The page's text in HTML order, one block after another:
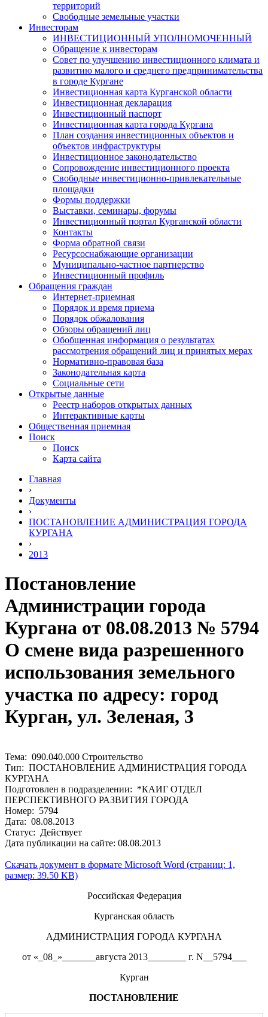
территорий
Свободные земельные участки
Инвесторам
ИНВЕСТИЦИОННЫЙ УПОЛНОМОЧЕННЫЙ
Обращение к инвесторам
Совет по улучшению инвестиционного климата и
развитию малого и среднего предпринимательства
в городе Кургане
Инвестиционная карта Курганской области
Инвестиционная декларация
Инвестиционный паспорт
Инвестиционная карта города Кургана
План создания инвестиционных объектов и
объектов инфраструктуры
Инвестиционное законодательство
Сопровождение инвестиционного проекта
Свободные инвестиционно-привлекательные
площадки
Формы поддержки
Выставки, семинары, форумы
Инвестиционный портал Курганской области
Контакты
Форма обратной связи
Ресурсоснабжающие организации
Муниципально-частное партнерство
Инвестиционный профиль
Обращения граждан
Интернет-приемная
Порядок и время приема
Порядок обжалования
Обзоры обращений лиц
Обобщенная информация о результатах
рассмотрения обращений лиц и принятых мерах
Нормативно-правовая база
Законодательная карта
Социальные сети
Открытые данные
Реестр наборов открытых данных
Интерактивные карты
Общественная приемная
Поиск
Поиск
Карта сайта
Главная
›
Документы
›
ПОСТАНОВЛЕНИЕ АДМИНИСТРАЦИЯ ГОРОДА
КУРГАНА
›
2013
Постановление
Администрации города
Кургана от 08.08.2013 № 5794
О смене вида разрешенного
использования земельного
участка по адресу: город
Курган, ул. Зеленая, 3
Тема: 090.040.000 Строительство
Тип: ПОСТАНОВЛЕНИЕ АДМИНИСТРАЦИЯ ГОРОДА
КУРГАНА
Подготовлен в подразделении: *КАИГ ОТДЕЛ
ПЕРСПЕКТИВНОГО РАЗВИТИЯ ГОРОДА
Номер: 5794
Дата: 08.08.2013
Статус: Действует
Дата публикации на сайте: 08.08.2013
Скачать документ в формате Microsoft Word (страниц: 1,
размер: 39.50 KB)
Российская Федерация
Курганская область
АДМИНИСТРАЦИЯ ГОРОДА КУРГАНА
от «_08_»_______августа 2013________ г. N__5794___
Курган
ПОСТАНОВЛЕНИЕ